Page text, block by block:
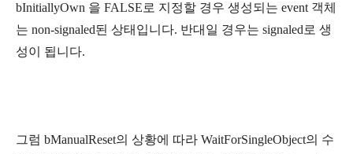
bInitiallyOwn 을 FALSE로 지정할 경우 생성되는 event 객체
는 non-signaled된 상태입니다. 반대일 경우는 signaled로 생
성이 됩니다.
그럼 bManualReset의 상황에 따라 WaitForSingleObject의 수